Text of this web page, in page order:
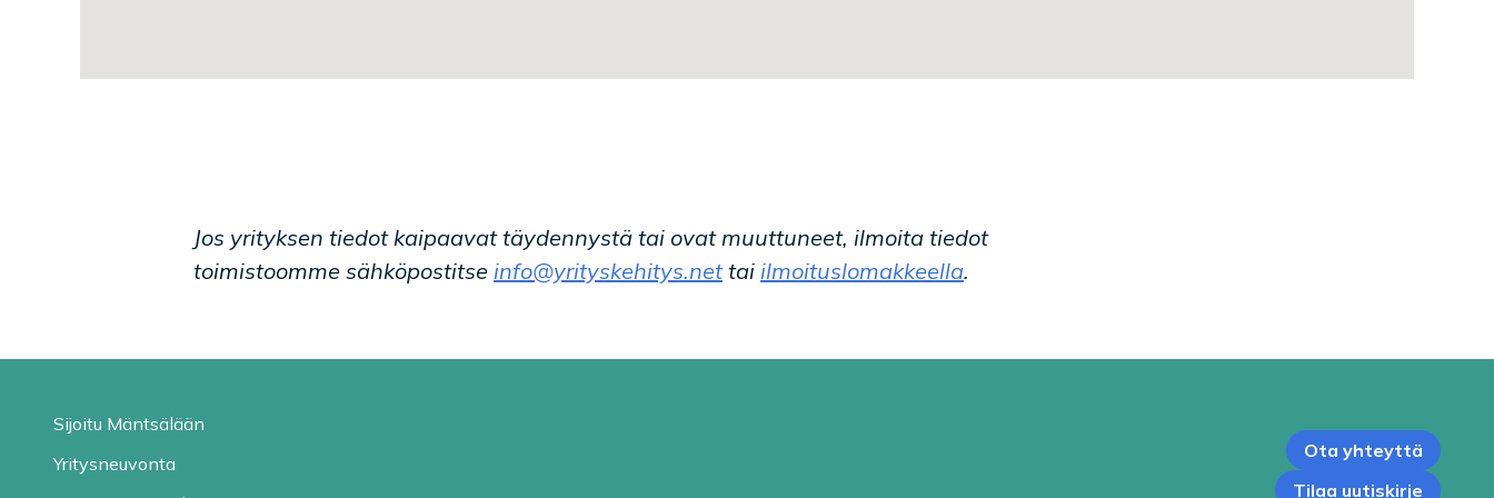
Jos yrityksen tiedot kaipaavat täydennystä tai ovat muuttuneet, ilmoita tiedot
toimistoomme sähköpostitse info@yrityskehitys.nettai ilmoituslomakkeella.
Sijoitu Mäntsälään
Yritysneuvonta
Ota yhteyttä
Tilaa uutiskirje